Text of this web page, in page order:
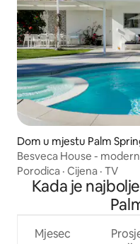
Dom u mjestu Palm
Besveca House -
Porodica · Cijena · TV
Kada je
Mjesec